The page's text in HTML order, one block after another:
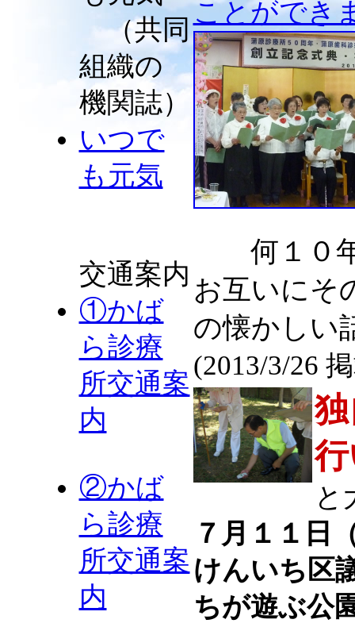
（共同
組織の
機関誌）
いつで
も元気
交通案内
①かば
ら診療
所交通案
内
②かば
ら診療
所交通案
内
ことがで
何１０年
お互いにそ
の懐かしい
(2013/3/26
と
７月１１日
けんいち区
ちが遊ぶ公